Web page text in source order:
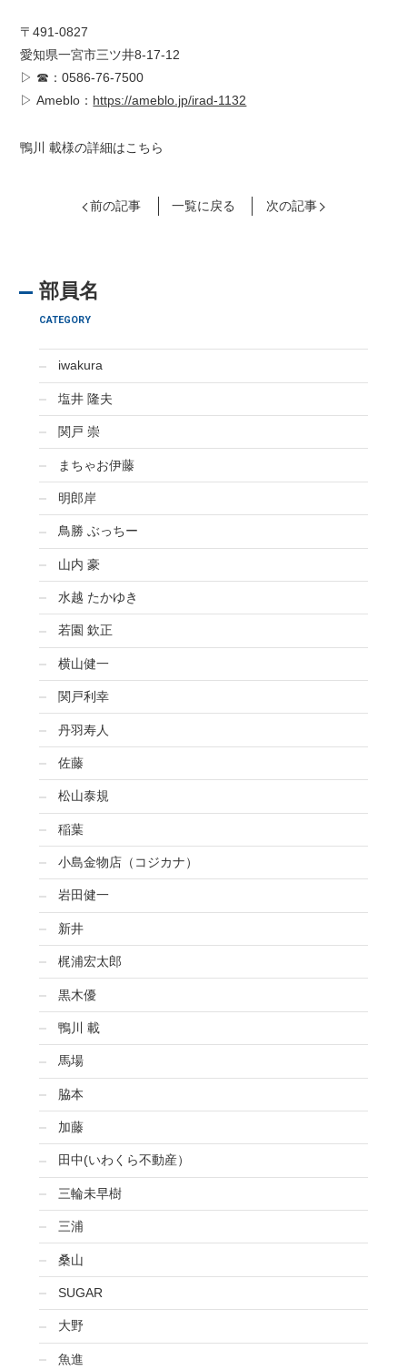
〒491-0827
愛知県一宮市三ツ井8-17-12
▷ ☎：0586-76-7500
▷ Ameblo： https://ameblo.jp/irad-1132
鴨川 載様の詳細はこちら
前の記事 一覧に戻る 次の記事
部員名
CATEGORY
iwakura
塩井 隆夫
関戸 崇
まちゃお伊藤
明郎岸
鳥勝 ぶっちー
山内 豪
水越 たかゆき
若園 欽正
横山健一
関戸利幸
丹羽寿人
佐藤
松山泰規
稲葉
小島金物店（コジカナ）
岩田健一
新井
梶浦宏太郎
黒木優
鴨川 載
馬場
脇本
加藤
田中(いわくら不動産）
三輪未早樹
三浦
桑山
SUGAR
大野
魚進